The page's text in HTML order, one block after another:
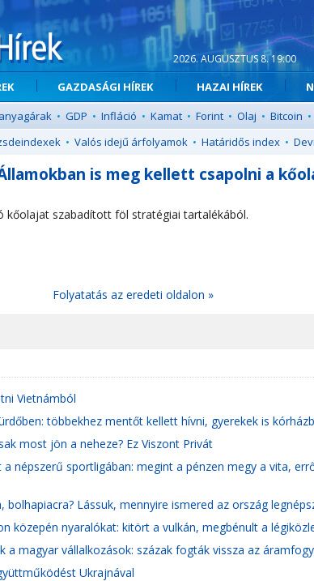
2026. AUGUSZTUS 8. 19:00
GAZDASÁGI HÍREK HAZAI HÍREK
• GDP • Infláció • Kamat • Forint • Olaj • Bitcoin •
• Valós idejű árfolyamok • Határidős index •
is meg kellett csapolni a
kőolajat szabadított föl stratégiai tartalékából.
Folyatatás az eredeti oldalon »
Vietnámból
többekhez mentőt kellett hívni, gyerekek is
most jön a neheze? Ez Viszont Privát
népszerű sportligában: megint a pénzen megy a vita,
bolhapiacra? Lássuk, mennyire ismered az ország
közepén nyaralókat: kitört a vulkán, megbénult a
a magyar vállalkozások: százak fogták vissza az
Ukrajnával